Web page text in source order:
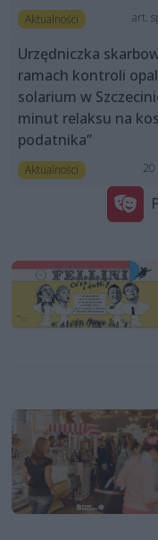
Aktualności art.
Urzędniczka
ramach kontroli
solarium w
minut relaksu na
podatnika”
Aktualności